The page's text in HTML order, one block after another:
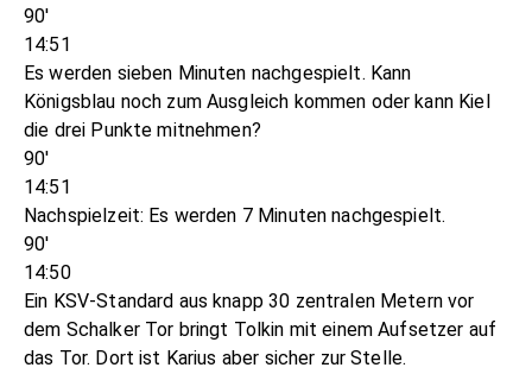
90'
14:51
Es werden sieben Minuten nachgespielt. Kann
Königsblau noch zum Ausgleich kommen oder kann Kiel
die drei Punkte mitnehmen?
90'
14:51
Nachspielzeit: Es werden 7 Minuten nachgespielt.
90'
14:50
Ein KSV-Standard aus knapp 30 zentralen Metern vor
dem Schalker Tor bringt Tolkin mit einem Aufsetzer auf
das Tor. Dort ist Karius aber sicher zur Stelle.